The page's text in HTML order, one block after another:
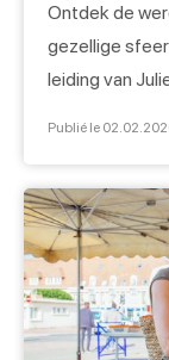
Ontdek de
gezellige
leiding van
samen in een
Publié le